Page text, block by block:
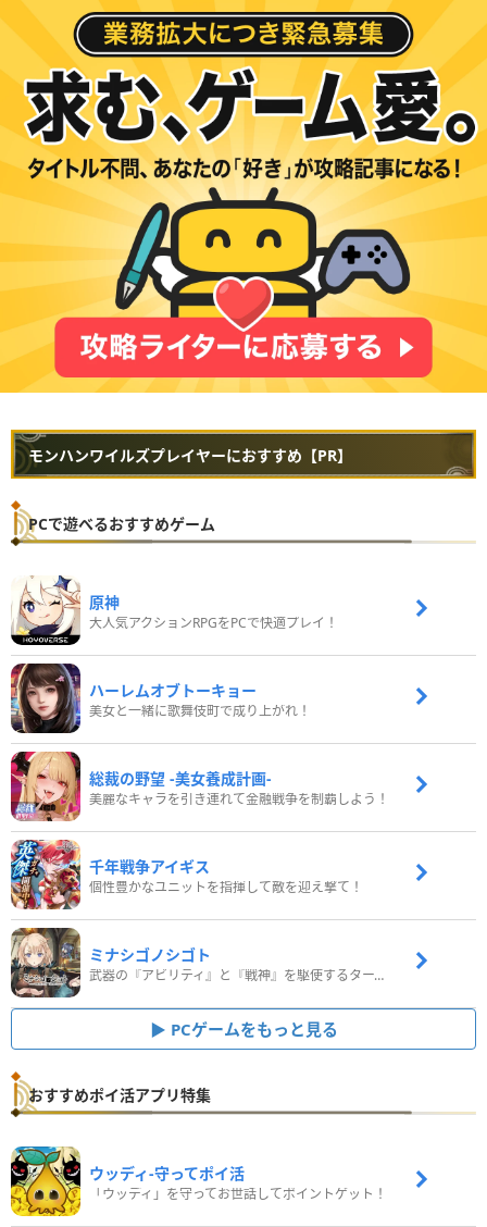
モンハンワイルズプレイヤーにおすすめ【PR】
PCで遊べるおすすめゲーム
原神
大人気アクションRPGをPCで快適プレイ！
ハーレムオブトーキョー
美女と一緒に歌舞伎町で成り上がれ！
総裁の野望 -美女養成計画-
美麗なキャラを引き連れて金融戦争を制覇しよう！
千年戦争アイギス
個性豊かなユニットを指揮して敵を迎え撃て！
ミナシゴノシゴト
武器の『アビリティ』と『戦神』を駆使するターン制コマンドバトルRPG！
PCゲームをもっと見る
おすすめポイ活アプリ特集
ウッディ‐守ってポイ活
「ウッディ」を守ってお世話してポイントゲット！